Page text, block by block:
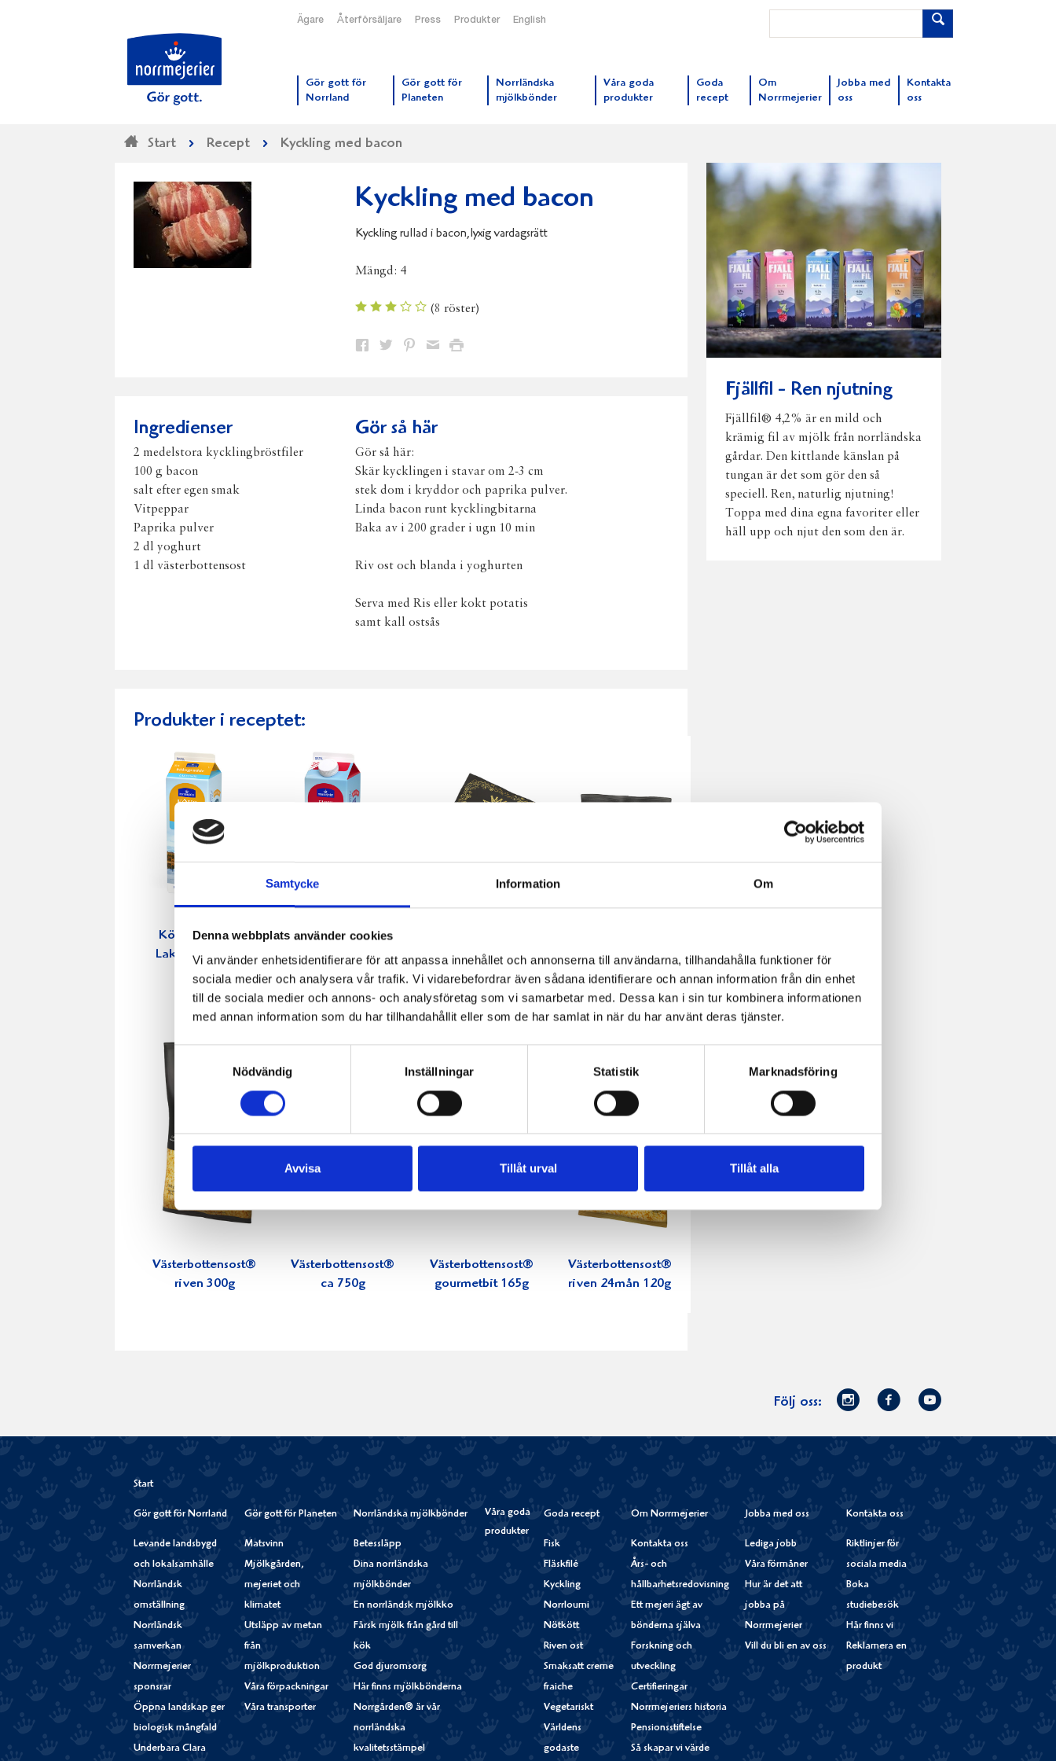
Samtycke Information Om
Denna webbplats använder cookies
Vi använder enhetsidentifierare för att anpassa innehållet och annonserna till användarna, tillhandahålla funktioner för
sociala medier och analysera vår trafik. Vi vidarebefordrar även sådana identifierare och annan information från din enhet
till de sociala medier och annons- och analysföretag som vi samarbetar med. Dessa kan i sin tur kombinera informationen
med annan information som du har tillhandahållit eller som de har samlat in när du har använt deras tjänster.
Nödvändig
Inställningar Statistik Marknadsföring
Avvisa Tillåt urval Tillåt alla
Ägare Återförsäljare Press Produkter English
Gör gott för
Norrland
Gör gott för
Planeten
Norrländska
mjölkbönder
Våra goda
produkter
Goda
recept
Om
Norrmejerier
Jobba med
oss
Kontakta
oss
Start Recept Kyckling med bacon
Kyckling med bacon
Kyckling rullad i bacon,lyxig vardagsrätt
Mängd: 4
(8 röster)
Dela Dela Dela DelaSkriv
Ingredienser
2 medelstora kycklingbröstfiler
100 g bacon
salt efter egen smak
Vitpeppar
Paprika pulver
2 dl yoghurt
1 dl västerbottensost
Gör så här
Gör så här:
Skär kycklingen i stavar om 2-3 cm
stek dom i kryddor och paprika pulver.
Linda bacon runt kycklingbitarna
Baka av i 200 grader i ugn 10 min
Riv ost och blanda i yoghurten
Serva med Ris eller kokt potatis
samt kall ostsås
Produkter i receptet:
Köksgrädde
Laktosfri 30%
1 liter
Vispgrädde
40% 1 liter
Västerbottensost®
450g
Västerbottensost®
riven 150g
Västerbottensost®
riven 300g
Västerbottensost®
ca 750g
Västerbottensost®
gourmetbit 165g
Västerbottensost®
riven 24mån 120g
Fjällfil - Ren njutning
Fjällfil® 4,2% är en mild och
krämig fil av mjölk från norrländska
gårdar. Den kittlande känslan på
tungan är det som gör den så
speciell. Ren, naturlig njutning!
Toppa med dina egna favoriter eller
häll upp och njut den som den är.
Följ oss:
Norrmejerier
Instagram
Facebook
Youtube
Start
Gör gott för Norrland
Levande landsbygd
och lokalsamhälle
Norrländsk
omställning
Norrländsk
samverkan
Norrmejerier
sponsrar
Öppna landskap ger
biologisk mångfald
Underbara Clara
Gör gott för Planeten
Matsvinn
Mjölkgården,
mejeriet och
klimatet
Utsläpp av metan
från
mjölkproduktion
Våra förpackningar
Våra transporter
Norrländska mjölkbönder
Betessläpp
Dina norrländska
mjölkbönder
En norrländsk mjölkko
Färsk mjölk från gård till
kök
God djuromsorg
Här finns mjölkbönderna
Norrgården® är vår
norrländska
kvalitetsstämpel
Våra goda
produkter
Goda recept
Fisk
Fläskfilé
Kyckling
Norrloumi
Nötkött
Riven ost
Smaksatt creme
fraiche
Vegetariskt
Världens
godaste
Om Norrmejerier
Kontakta oss
Års- och
hållbarhetsredovisning
Ett mejeri ägt av
bönderna själva
Forskning och
utveckling
Certifieringar
Norrmejeriers historia
Pensionsstiftelse
Så skapar vi värde
Jobba med oss
Lediga jobb
Våra förmåner
Hur är det att
jobba på
Norrmejerier
Vill du bli en av oss
Kontakta oss
Riktlinjer för
sociala media
Boka
studiebesök
Här finns vi
Reklamera en
produkt